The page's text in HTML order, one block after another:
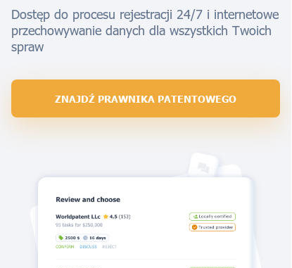
Dostęp do procesu rejestracji 24/7 i internetowe
przechowywanie danych dla wszystkich Twoich
spraw
ZNAJDŹ PRAWNIKA PATENTOWEGO